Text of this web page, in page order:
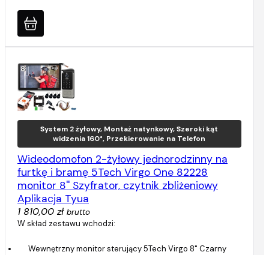
System 2 żyłowy, Montaż natynkowy, Szeroki kąt
widzenia 160°, Przekierowanie na Telefon
Wideodomofon 2-żyłowy jednorodzinny na
furtkę i bramę 5Tech Virgo One 82228
monitor 8'' Szyfrator, czytnik zbliżeniowy
Aplikacja Tyua
1 810,00 zł brutto
W skład zestawu wchodzi:
Wewnętrzny monitor sterujący 5Tech Virgo 8" Czarny